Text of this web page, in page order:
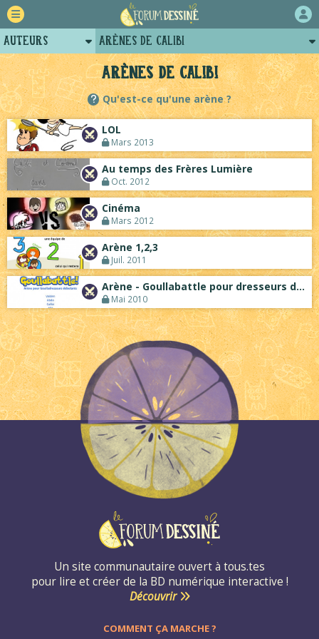
Arènes de Calibi
Qu'est-ce qu'une arène ?
LOL
Mars 2013
Au temps des Frères Lumière
Oct. 2012
Cinéma
Mars 2012
Arène 1,2,3
Juil. 2011
Arène - Goullabattle pour dresseurs débu...
Mai 2010
Un site communautaire ouvert à tous.tes
pour lire et créer de la BD numérique interactive !
Découvrir
COMMENT ÇA MARCHE ?
Auteurs
Retour
Forum
Projets
Tutoriels
Arènes de Calibi
Profil de calibi
Posts de calibi
Projets collectifs de calibi